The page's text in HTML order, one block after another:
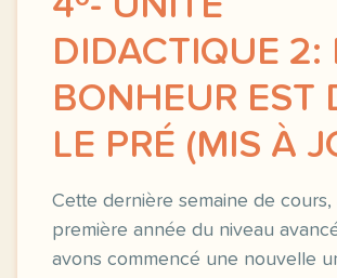
DIDACTIQUE 2:
BONHEUR EST
LE PRÉ (MIS À
Cette dernière semaine de cours,
première année du niveau
avons commencé une nouvelle